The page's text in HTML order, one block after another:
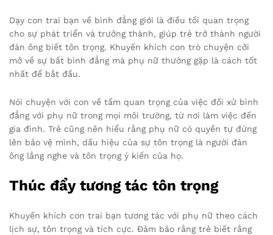
Dạy con trai bạn về bình đẳng giới là điều tối quan trọng
cho sự phát triển và trưởng thành, giúp trẻ trở thành người
đàn ông biết tôn trọng. Khuyến khích con trò chuyện cởi
mở về sự bất bình đẳng mà phụ nữ thường gặp là cách tốt
nhất để bắt đầu.
Nói chuyện với con về tầm quan trọng của việc đối xử bình
đẳng với phụ nữ trong mọi môi trường, từ nơi làm việc đến
gia đình. Trẻ cũng nên hiểu rằng phụ nữ có quyền tự đứng
lên bảo vệ mình, dấu hiệu của sự tôn trọng là người đàn
ông lắng nghe và tôn trọng ý kiến của họ.
Thúc đẩy tương tác tôn trọng
Khuyến khích con trai bạn tương tác với phụ nữ theo cách
lịch sự, tôn trọng và tích cực. Đảm bảo rằng trẻ biết rằng